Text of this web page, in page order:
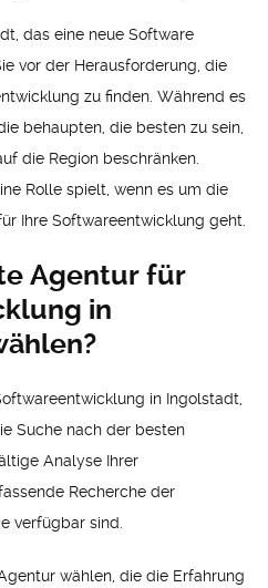
das eine neue Software
vor der Herausforderung, die
zu finden. Während es
behaupten, die besten zu sein,
die Region beschränken.
Rolle spielt, wenn es um die
Ihre Softwareentwicklung geht.
Agentur für
in
in Ingolstadt,
Suche nach der besten
Analyse Ihrer
Recherche der
verfügbar sind.
wählen, die die Erfahrung